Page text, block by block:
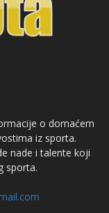
o domaćem
iz sporta.
nade i talente koji
sporta.